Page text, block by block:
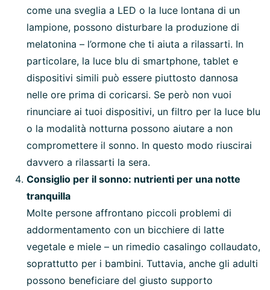
come una sveglia a LED o la luce lontana di un
lampione, possono disturbare la produzione di
melatonina – l’ormone che ti aiuta a rilassarti. In
particolare, la luce blu di smartphone, tablet e
dispositivi simili può essere piuttosto dannosa
nelle ore prima di coricarsi. Se però non vuoi
rinunciare ai tuoi dispositivi, un filtro per la luce blu
o la modalità notturna possono aiutare a non
compromettere il sonno. In questo modo riuscirai
davvero a rilassarti la sera.
Consiglio per il sonno: nutrienti per una notte
tranquilla
Molte persone affrontano piccoli problemi di
addormentamento con un bicchiere di latte
vegetale e miele – un rimedio casalingo collaudato,
soprattutto per i bambini. Tuttavia, anche gli adulti
possono beneficiare del giusto supporto